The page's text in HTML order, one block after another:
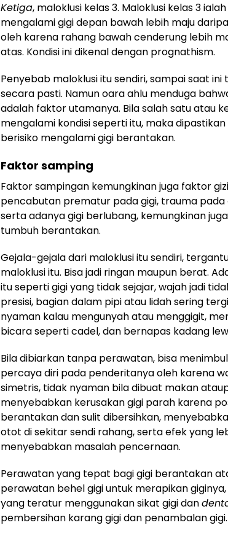
Ketiga, maloklusi kelas 3. Maloklusi kelas 3
mengalami gigi depan bawah lebih maju
oleh karena rahang bawah cenderung lebih
atas. Kondisi ini dikenal dengan prognathism.
Penyebab maloklusi itu sendiri, sampai saat ini
secara pasti. Namun oara ahlu menduga
adalah faktor utamanya. Bila salah satu atau
mengalami kondisi seperti itu, maka
berisiko mengalami gigi berantakan.
Faktor samping
Faktor sampingan kemungkinan juga faktor
pencabutan prematur pada gigi, trauma pada
serta adanya gigi berlubang, kemungkinan
tumbuh berantakan.
Gejala-gejala dari maloklusi itu sendiri,
maloklusi itu. Bisa jadi ringan maupun berat.
itu seperti gigi yang tidak sejajar, wajah jadi
presisi, bagian dalam pipi atau lidah sering
nyaman kalau mengunyah atau menggigit,
bicara seperti cadel, dan bernapas kadang
Bila dibiarkan tanpa perawatan, bisa
percaya diri pada penderitanya oleh karena
simetris, tidak nyaman bila dibuat makan
menyebabkan kerusakan gigi parah karena
berantakan dan sulit dibersihkan,
otot di sekitar sendi rahang, serta efek yang
menyebabkan masalah pencernaan.
Perawatan yang tepat bagi gigi berantakan
perawatan behel gigi untuk merapikan
yang teratur menggunakan sikat gigi dan
pembersihan karang gigi dan penambalan gigi.